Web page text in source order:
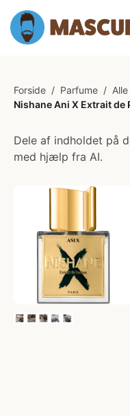
Forside / Parfume /
Nishane Ani X Extrait de
Dele af indholdet på
med hjælp fra AI.